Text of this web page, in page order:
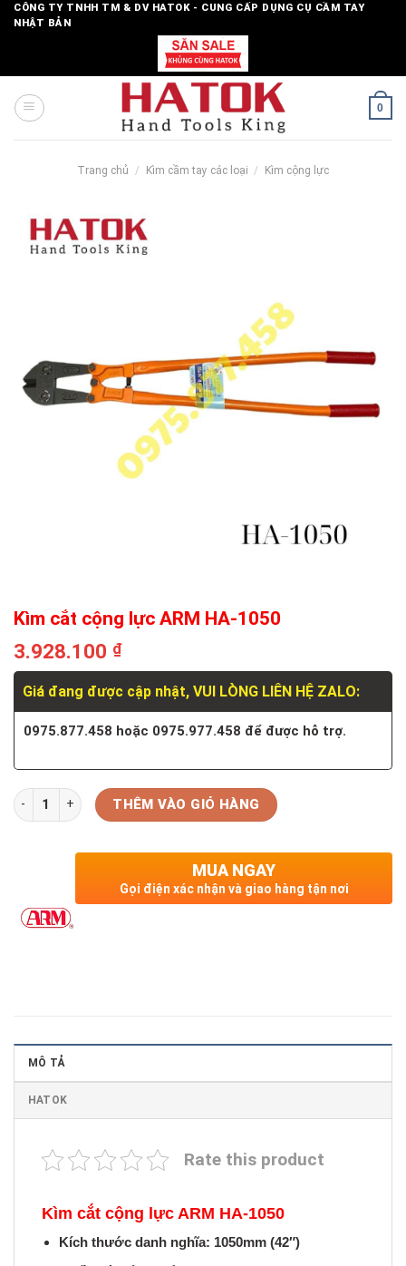
SkipCÔNG TY TNHH TM & DV HATOK - CUNG CẤP DỤNG CỤ CẦM TAY
NHẬT BẢN
0
Trang chủ / Kìm cầm tay các loại / Kìm cộng lực
Kìm cắt cộng lực ARM HA-1050
3.928.100 ₫
Giá đang được cập nhật, VUI LÒNG LIÊN HỆ ZALO:
0975.877.458 hoặc 0975.977.458 để được hỗ trợ.
Số lượng THÊM VÀO GIỎ HÀNG
MUA NGAY
Gọi điện xác nhận và giao hàng tận nơi
MÔ TẢ
HATOK
Rate this product
Kìm cắt cộng lực ARM HA-1050
Kích thước danh nghĩa: 1050mm (42″)